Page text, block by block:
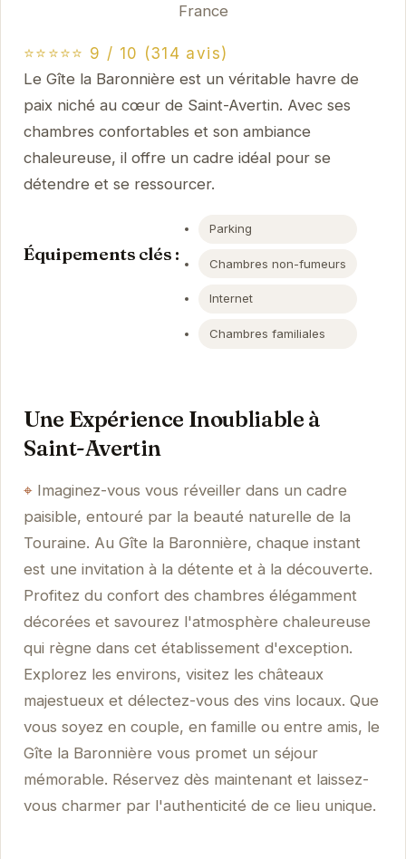
France
⭐⭐⭐⭐⭐ 9 / 10 (314 avis)
Le Gîte la Baronnière est un véritable havre de
paix niché au cœur de Saint-Avertin. Avec ses
chambres confortables et son ambiance
chaleureuse, il offre un cadre idéal pour se
détendre et se ressourcer.
Équipements clés :
Parking
Chambres non-fumeurs
Internet
Chambres familiales
Une Expérience Inoubliable à
Saint-Avertin
Imaginez-vous vous réveiller dans un cadre
paisible, entouré par la beauté naturelle de la
Touraine. Au Gîte la Baronnière, chaque instant
est une invitation à la détente et à la découverte.
Profitez du confort des chambres élégamment
décorées et savourez l'atmosphère chaleureuse
qui règne dans cet établissement d'exception.
Explorez les environs, visitez les châteaux
majestueux et délectez-vous des vins locaux. Que
vous soyez en couple, en famille ou entre amis, le
Gîte la Baronnière vous promet un séjour
mémorable. Réservez dès maintenant et laissez-
vous charmer par l'authenticité de ce lieu unique.